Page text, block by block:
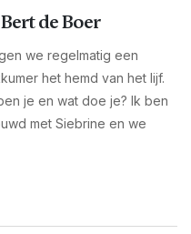
de Boer
we regelmatig een
het hemd van het lijf.
je en wat doe je? Ik ben
met Siebrine en we